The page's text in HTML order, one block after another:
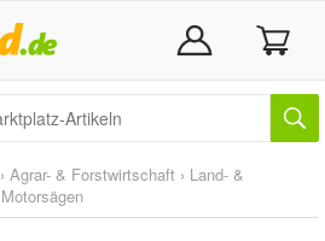
› Agrar- & Forstwirtschaft › Land- &
Motorsägen